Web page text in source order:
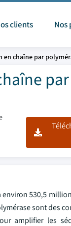
clients Nos
chaîne par
par
530,5
sont des
amplifier les